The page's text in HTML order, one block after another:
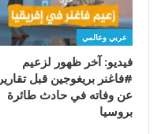
عربي وعالمي
فيديو: آخر ظهور لزعيم
#فاغنر بريغوجين قبل تقارير
عن وفاته في حادث طائرة
بروسيا